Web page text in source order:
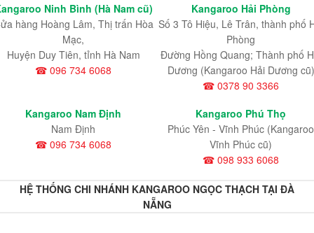
Ninh Bình (Hà Nam cũ)
hàng Hoàng Lâm, Thị trấn Hòa
Mạc,
Huyện Duy Tiên, tỉnh Hà Nam
☎ 096 734 6068
Kangaroo Hải Phòng
Số 3 Tô Hiệu, Lê Trân, thành phố
Phòng
Đường Hồng Quang; Thành phố
Dương (Kangaroo Hải Dương cũ)
☎ 0378 90 3366
Kangaroo Nam Định
Nam Định
☎ 096 734 6068
Kangaroo Phú Thọ
Phúc Yên - Vĩnh Phúc (Kangaroo
Vĩnh Phúc cũ)
☎ 098 933 6068
HỆ THỐNG CHI NHÁNH KANGAROO NGỌC THẠCH TẠI ĐÀ
NẴNG